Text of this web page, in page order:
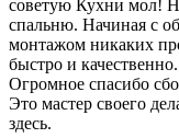
советую Кухни мол!
спальню. Начиная с
монтажом никаких
быстро и
Огромное спасибо
Это мастер своего
здесь.